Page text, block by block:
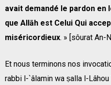
avait demandé le pardon
que Allāh est Celui Qui
miséricordieux. » [sôurat An-
Et nous terminons nos
rabbi l-`âlamin wa ṣalla l-